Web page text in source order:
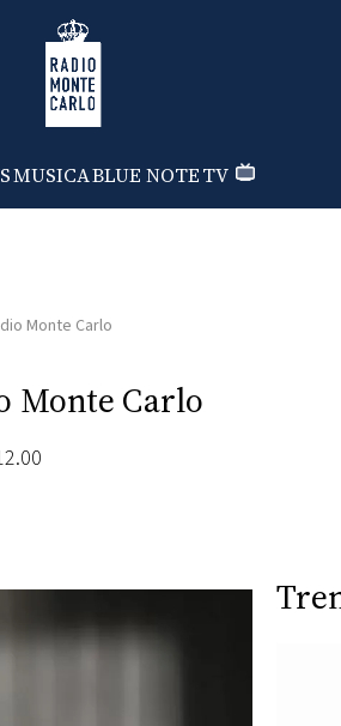
Radio Monte Carlo
MUSICABLUE NOTETV
Monte Carlo
Monte Carlo